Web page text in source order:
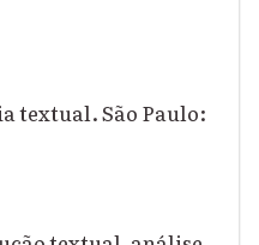
textual. São Paulo: